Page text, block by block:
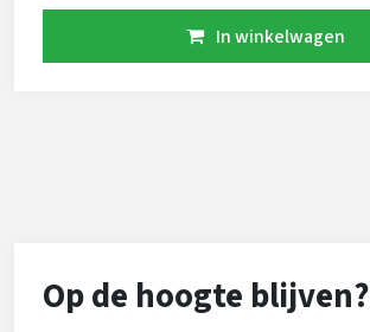
In winkelwagen
Op de hoogte blijven?